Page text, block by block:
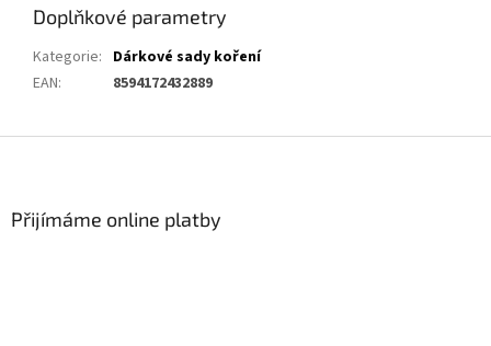
Doplňkové parametry
Kategorie: Dárkové sady koření
EAN: 8594172432889
Přijímáme online platby